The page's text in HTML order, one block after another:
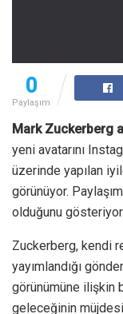
0
Paylaşım
Mark Zuckerberg
yeni avatarını
üzerinde yapılan
görünüyor.
olduğunu gösteriyor.
Zuckerberg, kendi
yayımlandığı
görünümüne ilişkin
geleceğinin